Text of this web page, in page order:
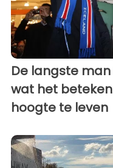
De langste
wat het
hoogte te leven